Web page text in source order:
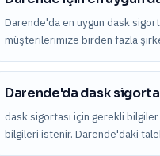
Darende'da en uygun dask
müşterilerimize birden fazla
Darende'da dask
dask sigortası için gerekli
bilgileri istenir. Darende'daki